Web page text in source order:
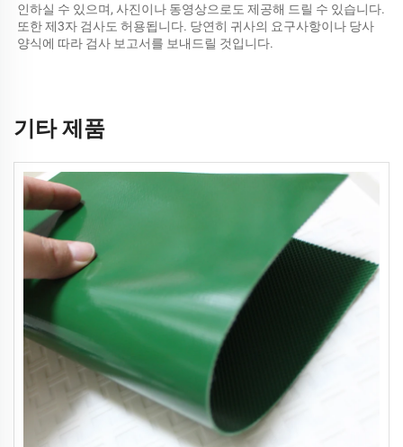
인하실 수 있으며, 사진이나 동영상으로도 제공해 드릴 수 있습니다.
또한 제3자 검사도 허용됩니다. 당연히 귀사의 요구사항이나 당사
양식에 따라 검사 보고서를 보내드릴 것입니다.
기타 제품